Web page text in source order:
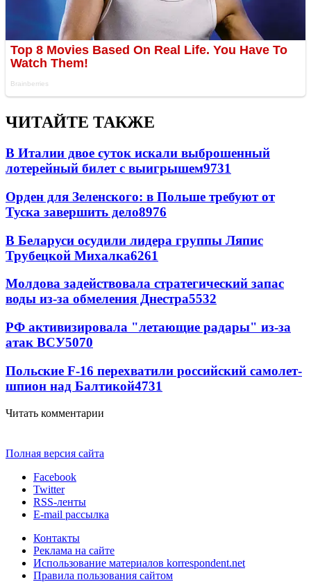
ЧИТАЙТЕ ТАКЖЕ
В Италии двое суток искали выброшенный
лотерейный билет с выигрышем9731
Орден для Зеленского: в Польше требуют от
Туска завершить дело8976
В Беларуси осудили лидера группы Ляпис
Трубецкой Михалка6261
Молдова задействовала стратегический запас
воды из-за обмеления Днестра5532
РФ активизировала "летающие радары" из-за
атак ВСУ5070
Польские F-16 перехватили российский самолет-
шпион над Балтикой4731
Читать комментарии
Полная версия сайта
Facebook
Twitter
RSS-ленты
E-mail рассылка
Контакты
Реклама на сайте
Использование материалов korrespondent.net
Правила пользования сайтом